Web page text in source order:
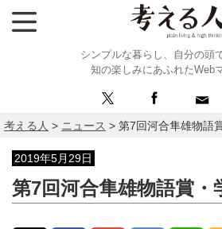
シンプルな暮らし、自分の頭
知の楽しみにあふれたWeb
考える人 > ニュース > 第7回河合隼雄物語
2019年5月29日
第7回河合隼雄物語賞・